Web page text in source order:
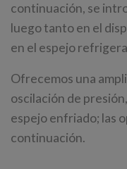
continuación, se
luego tanto en el
en el espejo
Ofrecemos una
oscilación de
espejo enfriado; las
continuación.